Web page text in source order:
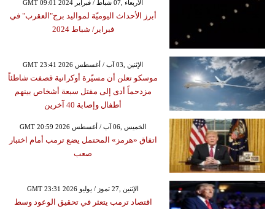
GMT 09:01 2024 الأربعاء ,07 شباط / فبراير
أبرز الأحداث اليوميّة لمواليد برج"العقرب" في
فبراير/ شباط 2024
GMT 23:41 2026 الإثنين ,03 آب / أغسطس
موسكو تعلن أن مسيّرة أوكرانية قصفت شاطئاً
مزدحماً أدى إلى مقتل سبعة أشخاص بينهم
أطفال وإصابة 40 آخرين
GMT 20:59 2026 الخميس ,06 آب / أغسطس
اتفاق «هرمز» المحتمل يضع ترمب أمام اختبار
صعب
GMT 23:31 2026 الإثنين ,27 تموز / يوليو
اقتصاد ترمب يتعثر في تحقيق الوعود وسط